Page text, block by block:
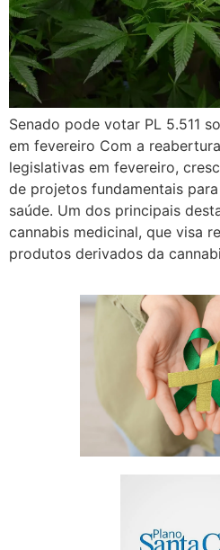
Senado pode votar PL 5.511
em fevereiro Com a
legislativas em fevereiro,
de projetos fundamentais
saúde. Um dos principais
cannabis medicinal, que visa
produtos derivados da